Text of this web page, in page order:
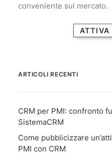
conveniente sul mercato.
ATTIVA
ARTICOLI RECENTI
CRM per PMI: confronto
SistemaCRM
Come pubblicizzare
PMI con CRM